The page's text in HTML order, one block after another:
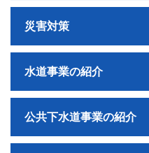
災害対策
水道事業の紹介
公共下水道事業の紹介